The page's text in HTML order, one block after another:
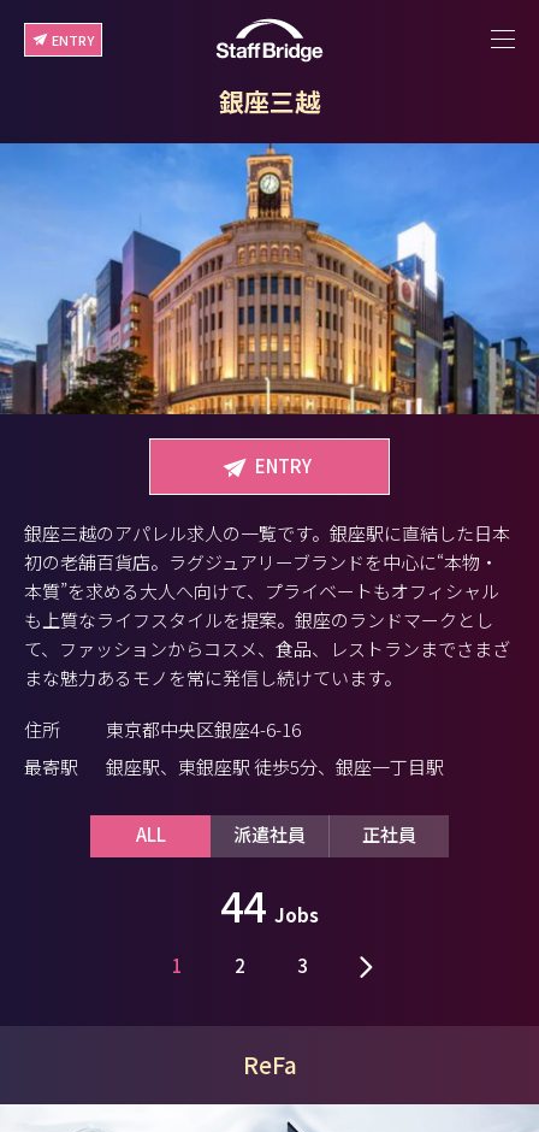
ENTRY
銀座三越
ENTRY
銀座三越のアパレル求人の一覧です。銀座駅に直結した日本
初の老舗百貨店。ラグジュアリーブランドを中心に“本物・
本質”を求める大人へ向けて、プライベートもオフィシャル
も上質なライフスタイルを提案。銀座のランドマークとし
て、ファッションからコスメ、食品、レストランまでさまざ
まな魅力あるモノを常に発信し続けています。
住所
東京都中央区銀座4-6-16
最寄駅
銀座駅、東銀座駅 徒歩5分、銀座一丁目駅
ALL 派遣社員 正社員
44 Jobs
1 2 3
ReFa